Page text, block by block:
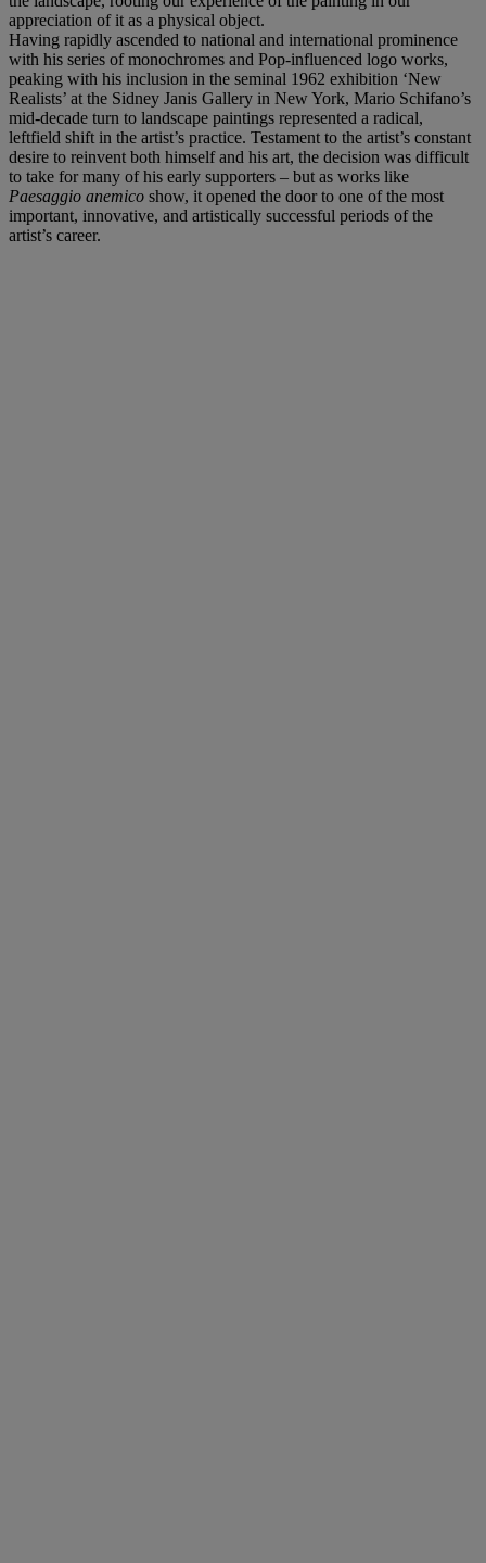
appreciation of it as a physical object.
Having rapidly ascended to national and international prominence
with his series of monochromes and Pop-influenced logo works,
peaking with his inclusion in the seminal 1962 exhibition ‘New
Realists’ at the Sidney Janis Gallery in New York, Mario Schifano’s
mid-decade turn to landscape paintings represented a radical,
leftfield shift in the artist’s practice. Testament to the artist’s constant
desire to reinvent both himself and his art, the decision was difficult
to take for many of his early supporters – but as works like
Paesaggio anemico show, it opened the door to one of the most
important, innovative, and artistically successful periods of the
artist’s career.